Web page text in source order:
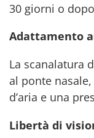
30 giorni o
Adattamento
La scanalatura
al ponte
d’aria e una
Libertà di